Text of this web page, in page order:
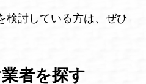
検討している方は、ぜひ
者を探す